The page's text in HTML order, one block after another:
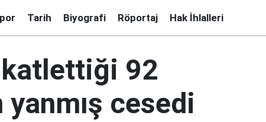
Tarih Biyografi Röportaj Hak İhlalleri
katlettiği 92
yanmış cesedi